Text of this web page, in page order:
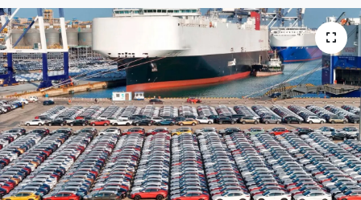
İletişim
Künye
Tüm Manşetler
Son Dakika Haberleri
Haber Arşivi